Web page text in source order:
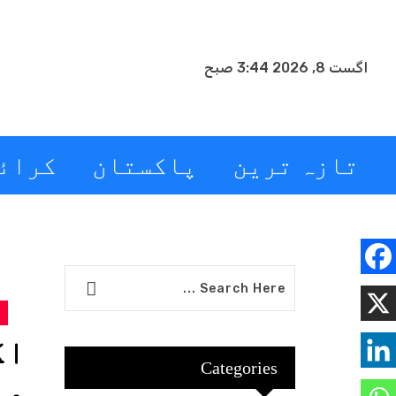
اگست 8, 2026 3:44 صبح
تازہ ترین پاکستان
Categories